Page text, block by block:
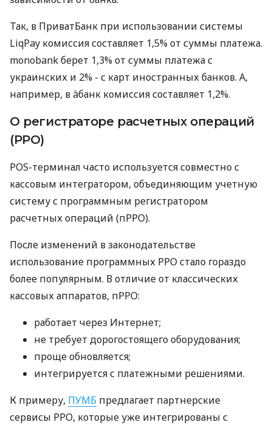
Так, в ПриватБанк при использовании системы
LiqPay комиссия составляет 1,5% от суммы платежа.
monobank берет 1,3% от суммы платежа с
украинских и 2% - с карт иностранных банков. А,
например, в àбанк комиссия составляет 1,2%.
О регистраторе расчетных операций
(РРО)
POS-терминал часто используется совместно с
кассовым интегратором, объединяющим учетную
систему с программным регистратором
расчетных операций (пРРО).
После изменений в законодательстве
использование программных РРО стало гораздо
более популярным. В отличие от классических
кассовых аппаратов, пРРО:
работает через Интернет;
не требует дорогостоящего оборудования;
проще обновляется;
интегрируется с платежными решениями.
К примеру, ПУМБ предлагает партнерские
сервисы РРО, которые уже интегрированы с